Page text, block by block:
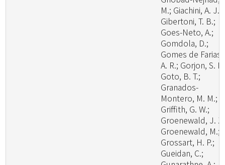
M.; Giachini, A. J.;
Gibertoni, T. B.;
Goes-Neto, A.;
Gomdola, D.;
Gomes de Farias,
A. R.; Gorjon, S.
Goto, B. T.;
Granados-
Montero, M. M.;
Griffith, G. W.;
Groenewald, J.
Groenewald, M.;
Grossart, H. P.;
Gueidan, C.;